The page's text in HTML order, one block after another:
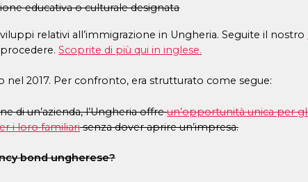
educativa o culturale designata
relativi all’immigrazione in Ungheria. Seguite il nostro
Scoprite di più qui in inglese.
2017. Per confronto, era strutturato come segue:
di un’azienda, l’Ungheria offreun’opportunità unica per
i loro familiarisenza dover aprire un’impresa.
bond ungherese?